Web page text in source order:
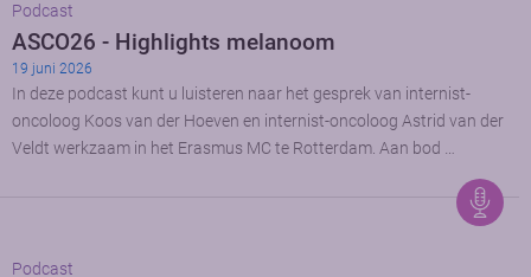
Podcast
ASCO26 - Highlights melanoom
19 juni 2026
In deze podcast kunt u luisteren naar het gesprek van internist-
oncoloog Koos van der Hoeven en internist-oncoloog Astrid van der
Veldt werkzaam in het Erasmus MC te Rotterdam. Aan bod …
Podcast